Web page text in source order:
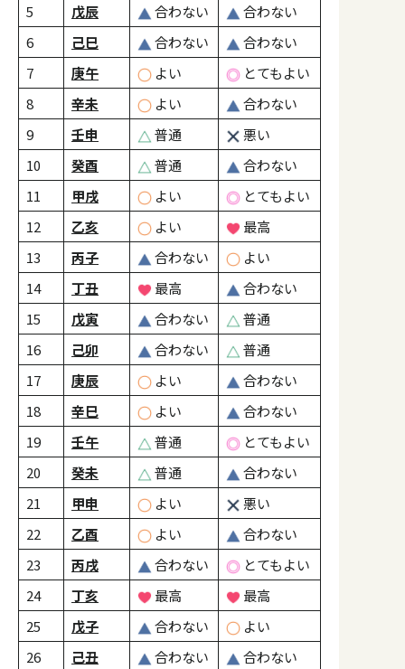
5
戊辰 合わない
合わない
6
己巳 合わない
合わない
7
庚午 よい
とてもよい
8
辛未 よい
合わない
9
壬申 普通
悪い
10
癸酉 普通
合わない
11
甲戌 よい
とてもよい
12
乙亥 よい
最高
13
丙子 合わない
よい
14
丁丑 最高
合わない
15
戊寅 合わない
普通
16
己卯 合わない
普通
17
庚辰 よい
合わない
18
辛巳 よい
合わない
19
壬午 普通
とてもよい
20
癸未 普通
合わない
21
甲申 よい
悪い
22
乙酉 よい
合わない
23
丙戌 合わない
とてもよい
24
丁亥 最高
最高
25
戊子 合わない
よい
26
己丑 合わない 合わない